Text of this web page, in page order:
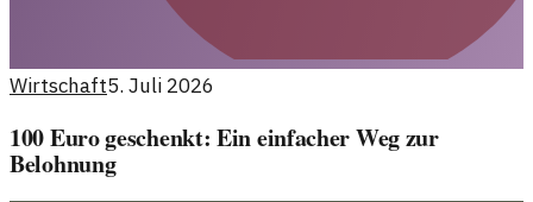
Wirtschaft5. Juli 2026
100 Euro geschenkt: Ein einfacher Weg zur
Belohnung